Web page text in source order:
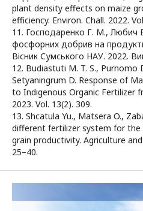
plant density effects on maize
efficiency. Environ. Chall. 2022.
11. Господаренко Г. М., Любич
фосфорних добрив на
Вісник Сумського НАУ. 2022.
12. Budiastuti M. T. S., Purnomo
Setyaningrum D. Response of
to Indigenous Organic Fertilizer
2023. Vol. 13(2). 309.
13. Shcatula Yu., Matsera O.,
different fertilizer system for
grain productivity. Agriculture
25–40.